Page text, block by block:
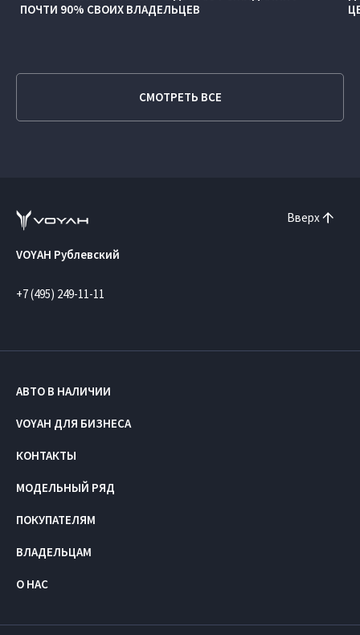
ПОЧТИ 90% СВОИХ ВЛАДЕЛЬЦЕВ
СМОТРЕТЬ ВСЕ
Вверх
VOYAH Рублевский
+7 (495) 249-11-11
АВТО В НАЛИЧИИ
VOYAH ДЛЯ БИЗНЕСА
КОНТАКТЫ
МОДЕЛЬНЫЙ РЯД
ПОКУПАТЕЛЯМ
ВЛАДЕЛЬЦАМ
О НАС